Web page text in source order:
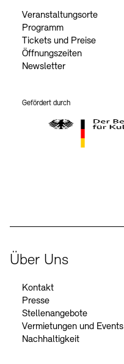
Veranstaltungsorte
Programm
Tickets und Preise
Öffnungszeiten
Newsletter
Gefördert durch
Über Uns
Kontakt
Presse
Stellenangebote
Vermietungen und Events
Nachhaltigkeit